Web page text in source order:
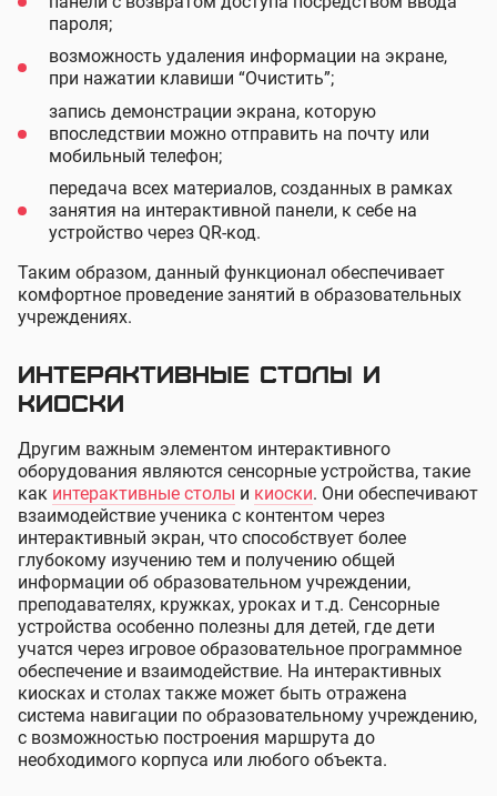
пароля;
возможность удаления информации на экране,
при нажатии клавиши “Очистить”;
запись демонстрации экрана, которую
впоследствии можно отправить на почту или
мобильный телефон;
передача всех материалов, созданных в рамках
занятия на интерактивной панели, к себе на
устройство через QR-код.
Таким образом, данный функционал обеспечивает
комфортное проведение занятий в образовательных
учреждениях.
Интерактивные столы и
киоски
Другим важным элементом интерактивного
оборудования являются сенсорные устройства, такие
как интерактивные столы и киоски. Они обеспечивают
взаимодействие ученика с контентом через
интерактивный экран, что способствует более
глубокому изучению тем и получению общей
информации об образовательном учреждении,
преподавателях, кружках, уроках и т.д. Сенсорные
устройства особенно полезны для детей, где дети
учатся через игровое образовательное программное
обеспечение и взаимодействие. На интерактивных
киосках и столах также может быть отражена
система навигации по образовательному учреждению,
с возможностью построения маршрута до
необходимого корпуса или любого объекта.